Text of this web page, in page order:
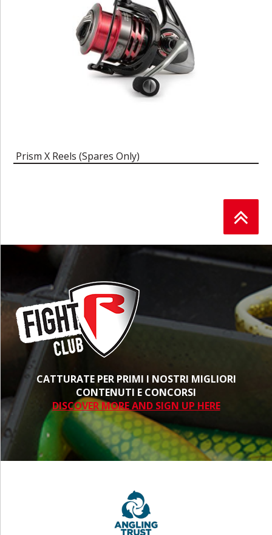
Prism X Reels (Spares Only)
CATTURATE PER PRIMI I NOSTRI MIGLIORI
CONTENUTI E CONCORSI
DISCOVER MORE AND SIGN UP HERE